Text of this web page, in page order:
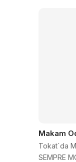
Makam
Tokat´da
SEMPRE